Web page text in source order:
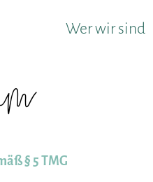
Wer wir sind
§ 5 TMG